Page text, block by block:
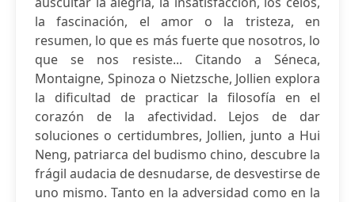
la fascinación, el amor o la tristeza, en
resumen, lo que es más fuerte que nosotros, lo
que se nos resiste... Citando a Séneca,
Montaigne, Spinoza o Nietzsche, Jollien explora
la dificultad de practicar la filosofía en el
corazón de la afectividad. Lejos de dar
soluciones o certidumbres, Jollien, junto a Hui
Neng, patriarca del budismo chino, descubre la
frágil audacia de desnudarse, de desvestirse de
uno mismo. Tanto en la adversidad como en la